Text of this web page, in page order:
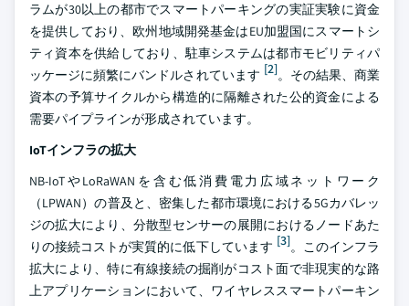
ラムが30以上の都市でスマートパーキングの実証実験に資金
を提供しており、欧州地域開発基金はEU加盟国にスマートシ
ティ資本を供給しており、駐車システムは都市モビリティパ
ッケージに頻繁にバンドルされています [2]。その結果、商業
資本の予算サイクルから構造的に隔離された公的資金による
需要パイプラインが形成されています。
IoTインフラの拡大
NB-IoTやLoRaWANを含む低消費電力広域ネットワーク
（LPWAN）の普及と、密集した都市環境における5Gカバレッ
ジの拡大により、分散型センサーの展開におけるノードあた
りの接続コストが実質的に低下しています [3]。このインフラ
拡大により、特に有線接続の掘削がコスト面で非現実的な路
上アプリケーションにおいて、ワイヤレススマートパーキン